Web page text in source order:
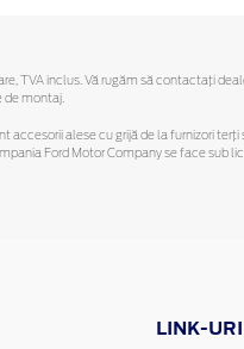
TVA inclus. Vă rugăm să contactaţi
de montaj.
accesorii alese cu grijă de la furnizori
Ford Motor Company se face sub
LINK-